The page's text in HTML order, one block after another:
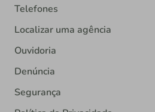
Telefones
Localizar uma agência
Ouvidoria
Denúncia
Segurança